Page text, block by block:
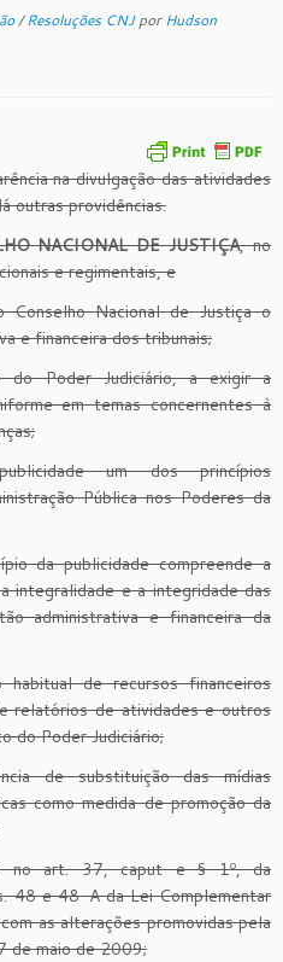
/Resoluções CNJporHudson
na divulgação das atividades
outras providências.
NACIONAL DE JUSTIÇA, no
e regimentais, e
Nacional de Justiça o
e financeira dos tribunais;
do Poder Judiciário, a exigir a
em temas concernentes à
um dos princípios
Pública nos Poderes da
da publicidade compreende a
integralidade e a integridade das
administrativa e financeira da
de recursos financeiros
relatórios de atividades e outros
do Poder Judiciário;
de substituição das mídias
como medida de promoção da
art. 37, caput e § 1º, da
48 e 48-A da Lei Complementar
as alterações promovidas pela
de maio de 2009;